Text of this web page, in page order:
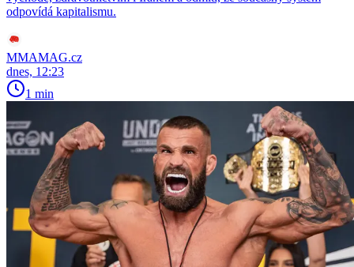
odpovídá kapitalismu.
MMAMAG.cz
dnes, 12:23
1 min